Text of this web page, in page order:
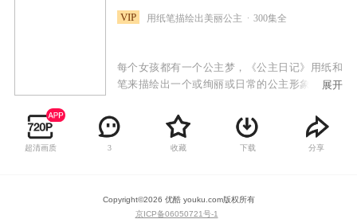
VIP 用纸笔描绘出美丽公主 300集全
每个女孩都有一个公主梦，《公主日记》用纸和
笔来描绘出一个或绚丽或日常的公主形象，每一
理解和接受。
展开
超清画质 3 收藏 下载 分享
Copyright©2026 优酷 youku.com版权所有
京ICP备06050721号-1